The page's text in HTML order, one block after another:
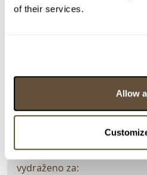
of their services.
Allow
160089. Malý kouzelník
Vyvolávací cena:
vydraženo za: